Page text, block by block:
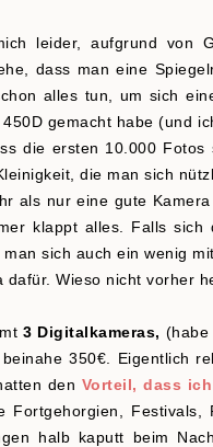
leider, aufgrund von
dass man eine
alles tun, um sich
gemacht habe (und
die ersten 10.000
die man sich
als nur eine gute
klappt alles. Falls
sich auch ein wenig
dafür. Wieso nicht vorher
3 Digitalkameras, (habe
350€. Eigentlich
den Vorteil, dass
halb kaputt beim